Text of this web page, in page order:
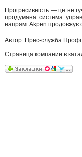
Прогресивність — це не
продумана система
напрямі Akpen продовжує
Автор: Прес-служба
Страница компании в
--